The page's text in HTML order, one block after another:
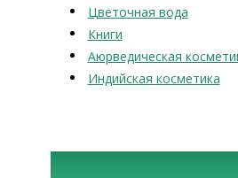
Цветочная вода
Книги
Аюрведическая
Индийская косметика